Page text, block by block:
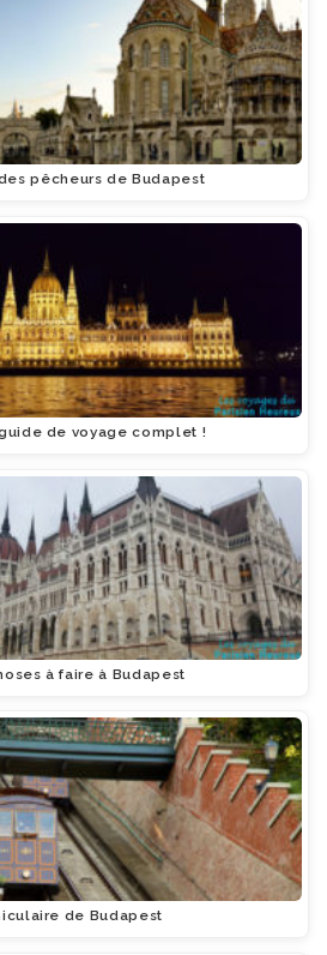
pêcheurs de Budapest
de voyage complet !
à faire à Budapest
de Budapest